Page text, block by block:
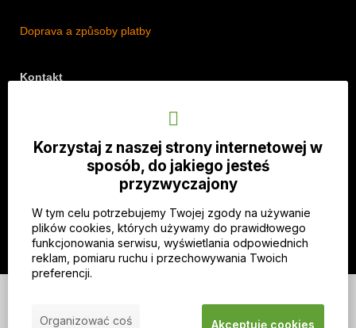
Doprava a způsoby platby
Kontakt
E-mail: info@imothep.cz
Nasz Instagram
Korzystaj z naszej strony internetowej w
sposób, do jakiego jesteś
przyzwyczajony
W tym celu potrzebujemy Twojej zgody na używanie
plików cookies, których używamy do prawidłowego
funkcjonowania serwisu, wyświetlania odpowiednich
reklam, pomiaru ruchu i przechowywania Twoich
preferencji.
Organizować coś Akceptuję cookies